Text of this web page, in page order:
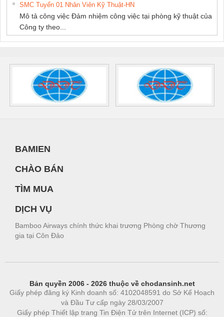
SMC Tuyển 01 Nhân Viên Kỹ Thuật-HN
Mô tả công việc Đảm nhiệm công việc tại phòng kỹ thuật của
Công ty theo...
BAMIEN
CHÀO BÁN
TÌM MUA
DỊCH VỤ
Bamboo Airways chính thức khai trương Phòng chờ Thương
gia tại Côn Đảo
Bản quyền 2006 - 2026 thuộc về chodansinh.net
Giấy phép đăng ký Kinh doanh số: 4102048591 do Sở Kế Hoạch
và Đầu Tư cấp ngày 28/03/2007
Giấy phép Thiết lập trang Tin Điện Tử trên Internet (ICP) số: